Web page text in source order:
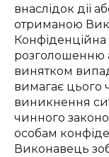
внаслідок дії
отриманою
Конфіденційна
розголошенню
винятком
вимагає цього
виникнення
чинного
особам
Виконавець